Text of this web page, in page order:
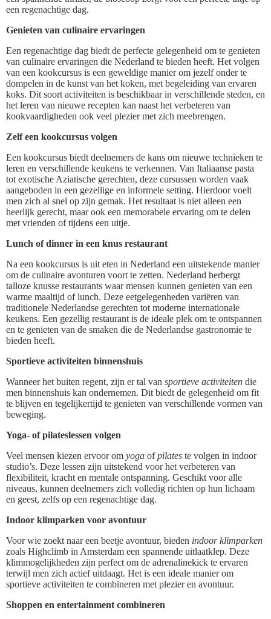
een regenachtige dag.
Genieten van culinaire ervaringen
Een regenachtige dag biedt de perfecte gelegenheid om te genieten
van culinaire ervaringen die Nederland te bieden heeft. Het volgen
van een kookcursus is een geweldige manier om jezelf onder te
dompelen in de kunst van het koken, met begeleiding van ervaren
koks. Dit soort activiteiten is beschikbaar in verschillende steden, en
het leren van nieuwe recepten kan naast het verbeteren van
kookvaardigheden ook veel plezier met zich meebrengen.
Zelf een kookcursus volgen
Een kookcursus biedt deelnemers de kans om nieuwe technieken te
leren en verschillende keukens te verkennen. Van Italiaanse pasta
tot exotische Aziatische gerechten, deze cursussen worden vaak
aangeboden in een gezellige en informele setting. Hierdoor voelt
men zich al snel op zijn gemak. Het resultaat is niet alleen een
heerlijk gerecht, maar ook een memorabele ervaring om te delen
met vrienden of tijdens een uitje.
Lunch of dinner in een knus restaurant
Na een kookcursus is uit eten in Nederland een uitstekende manier
om de culinaire avonturen voort te zetten. Nederland herbergt
talloze knusse restaurants waar mensen kunnen genieten van een
warme maaltijd of lunch. Deze eetgelegenheden variëren van
traditionele Nederlandse gerechten tot moderne internationale
keukens. Een gezellig restaurant is de ideale plek om te ontspannen
en te genieten van de smaken die de Nederlandse gastronomie te
bieden heeft.
Sportieve activiteiten binnenshuis
Wanneer het buiten regent, zijn er tal van sportieve activiteiten die
men binnenshuis kan ondernemen. Dit biedt de gelegenheid om fit
te blijven en tegelijkertijd te genieten van verschillende vormen van
beweging.
Yoga- of pilateslessen volgen
Veel mensen kiezen ervoor om yoga ofpilates te volgen in indoor
studio’s. Deze lessen zijn uitstekend voor het verbeteren van
flexibiliteit, kracht en mentale ontspanning. Geschikt voor alle
niveaus, kunnen deelnemers zich volledig richten op hun lichaam
en geest, zelfs op een regenachtige dag.
Indoor klimparken voor avontuur
Voor wie zoekt naar een beetje avontuur, bieden indoor klimparken
zoals Highclimb in Amsterdam een spannende uitlaatklep. Deze
klimmogelijkheden zijn perfect om de adrenalinekick te ervaren
terwijl men zich actief uitdaagt. Het is een ideale manier om
sportieve activiteiten te combineren met plezier en avontuur.
Shoppen en entertainment combineren